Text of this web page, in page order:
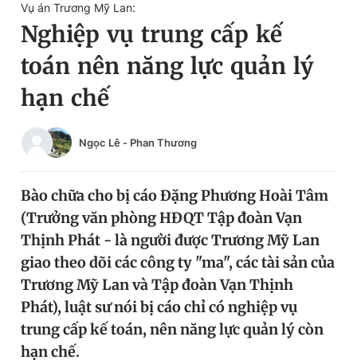
Chuyên mục
Chào ngày mới
Tin thị trường
Video Magazine
Sản phẩm khác
Tiện ích Bạn cần biết
Thông tin tòa soạn
Đổi mật khẩu
Tin đã lưu
Tin đã xem
Đăng xuất
Vụ án Trương Mỹ Lan:
Nghiệp vụ trung cấp kế
toán nên năng lực quản lý
hạn chế
Ngọc Lê - Phan Thương
Bào chữa cho bị cáo Đặng Phương Hoài Tâm
(Trưởng văn phòng HĐQT Tập đoàn Vạn
Thịnh Phát - là người được Trương Mỹ Lan
giao theo dõi các công ty "ma", các tài sản của
Trương Mỹ Lan và Tập đoàn Vạn Thịnh
Phát), luật sư nói bị cáo chỉ có nghiệp vụ
trung cấp kế toán, nên năng lực quản lý còn
hạn chế.